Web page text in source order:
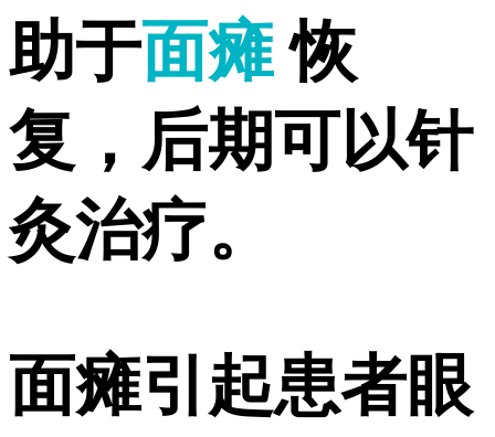
助于面瘫 恢
复，后期可以针
灸治疗。
面瘫引起患者眼